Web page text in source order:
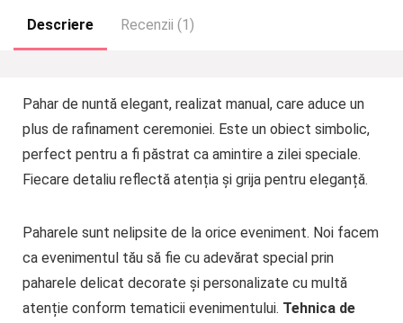
Descriere Recenzii (1)
Pahar de nuntă elegant, realizat manual, care aduce un
plus de rafinament ceremoniei. Este un obiect simbolic,
perfect pentru a fi păstrat ca amintire a zilei speciale.
Fiecare detaliu reflectă atenția și grija pentru eleganță.
Paharele sunt nelipsite de la orice eveniment. Noi facem
ca evenimentul tău să fie cu adevărat special prin
paharele delicat decorate și personalizate cu multă
atenție conform tematicii evenimentului. Tehnica de